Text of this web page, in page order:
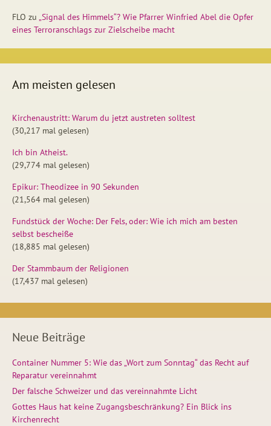
FLO zu „Signal des Himmels“? Wie Pfarrer Winfried Abel die Opfer
eines Terroranschlags zur Zielscheibe macht
Am meisten gelesen
Kirchenaustritt: Warum du jetzt austreten solltest
(30,217 mal gelesen)
Ich bin Atheist.
(29,774 mal gelesen)
Epikur: Theodizee in 90 Sekunden
(21,564 mal gelesen)
Fundstück der Woche: Der Fels, oder: Wie ich mich am besten
selbst bescheiße
(18,885 mal gelesen)
Der Stammbaum der Religionen
(17,437 mal gelesen)
Neue Beiträge
Container Nummer 5: Wie das „Wort zum Sonntag“ das Recht auf
Reparatur vereinnahmt
Der falsche Schweizer und das vereinnahmte Licht
Gottes Haus hat keine Zugangsbeschränkung? Ein Blick ins
Kirchenrecht